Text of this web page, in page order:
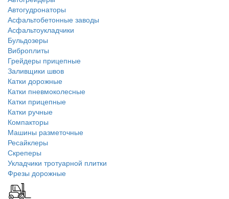
Автогудронаторы
Асфальтобетонные заводы
Асфальтоукладчики
Бульдозеры
Виброплиты
Грейдеры прицепные
Заливщики швов
Катки дорожные
Катки пневмоколесные
Катки прицепные
Катки ручные
Компакторы
Машины разметочные
Ресайклеры
Скреперы
Укладчики тротуарной плитки
Фрезы дорожные